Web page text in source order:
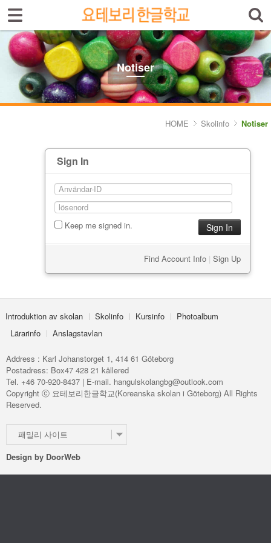
Notiser
HOME Skolinfo Notiser
Sign In
Keep me signed in.
Find Account Info | Sign Up
Introduktion av skolan Skolinfo Kursinfo
Photoalbum
Lärarinfo
Anslagstavlan
Address : Karl Johanstorget 1, 414 61 Göteborg
Postadress: Box47 428 21 kållered
Tel. +46 70-920-8437 | E-mail. hangulskolangbg@outlook.com
Copyright ⓒ 요테보리한글학교(Koreanska skolan i Göteborg) All Rights
Reserved.
패밀리 사이트
Design by DoorWeb
Select language
Introduktion av skolan
Skolinfo
Photoalbum
Anslagstavlan